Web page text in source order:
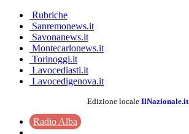
Rubriche
Sanremonews.it
Savonanews.it
Montecarlonews.it
Torinoggi.it
Lavocediasti.it
Lavocedigenova.it
Edizione locale IlNazionale.it
Radio Alba